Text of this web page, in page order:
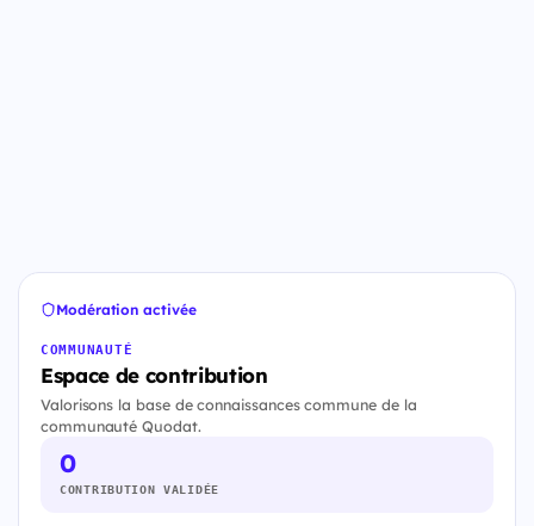
Modération activée
COMMUNAUTÉ
Espace de contribution
Valorisons la base de connaissances commune de la
communauté Quodat.
0
CONTRIBUTION VALIDÉE